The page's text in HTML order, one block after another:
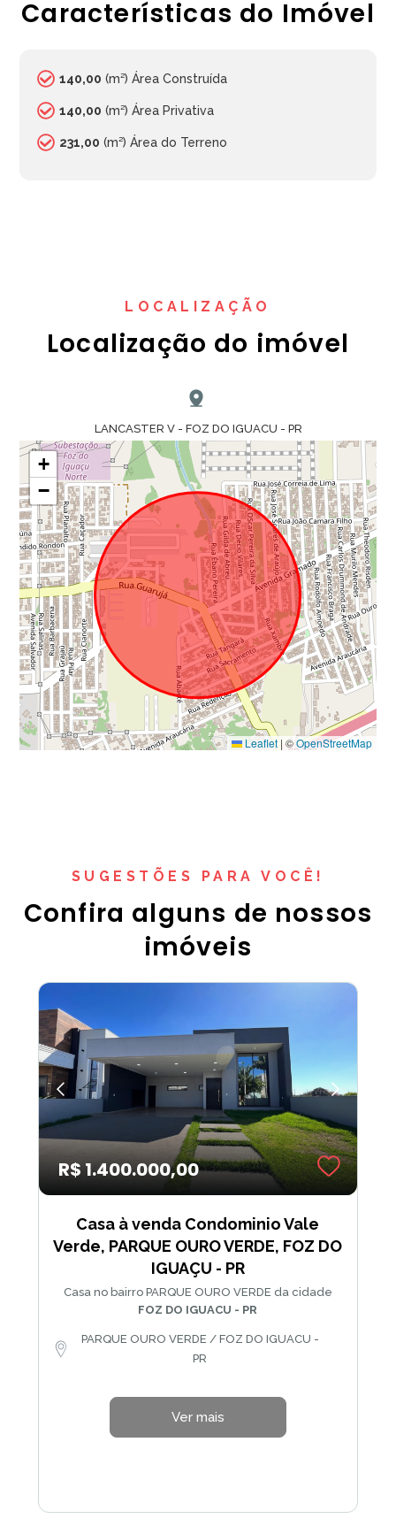
Características do Imóvel
140,00 (m²) Área Construída
140,00 (m²) Área Privativa
231,00 (m²) Área do Terreno
LOCALIZAÇÃO
Localização do imóvel
LANCASTER V - FOZ DO IGUACU - PR
+
−
Leaflet | ©OpenStreetMap
SUGESTÕES PARA VOCÊ!
Confira alguns de nossos
imóveis
R$ 1.400.000,00
Casa à venda Condominio Vale
Verde, PARQUE OURO VERDE, FOZ DO
IGUAÇU - PR
Casa no bairro PARQUE OURO VERDE da cidade
FOZ DO IGUACU - PR
PARQUE OURO VERDE / FOZ DO IGUACU -
PR
Ver mais